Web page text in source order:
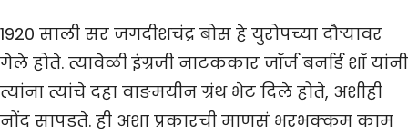
1920 साली सर जगदीशचंद्र बोस हे युरोपच्या दौऱ्यावर
गेले होते. त्यावेळी इंग्रजी नाटककार जॉर्ज बर्नार्ड शॉ यांनी
त्यांना त्यांचे दहा वाङमयीन ग्रंथ भेट दिले होते, अशीही
नोंद सापडते. ही अशा प्रकारची माणसं भरभक्कम काम